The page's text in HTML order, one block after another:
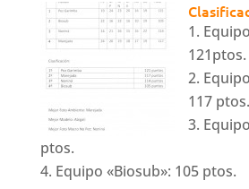
121ptos.
117 ptos.
ptos.
Equipo «Biosub»: 105 ptos.